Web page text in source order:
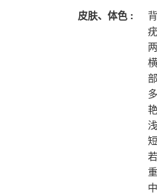
皮肤、体色 :